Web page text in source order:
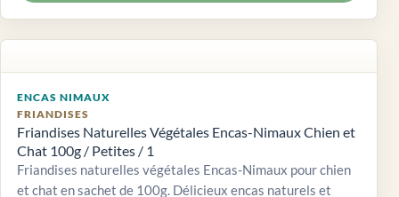
ENCAS NIMAUX
FRIANDISES
Friandises Naturelles Végétales Encas-Nimaux Chien et
Chat 100g / Petites / 1
Friandises naturelles végétales Encas-Nimaux pour chien
et chat en sachet de 100g. Délicieux encas naturels et